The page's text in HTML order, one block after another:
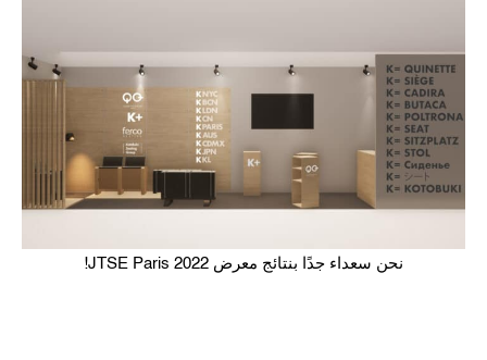
نحن سعداء جدًا بنتائج معرض JTSE Paris 2022!